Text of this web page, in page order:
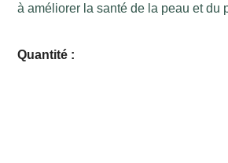
à améliorer la santé de la peau et du
Quantité :